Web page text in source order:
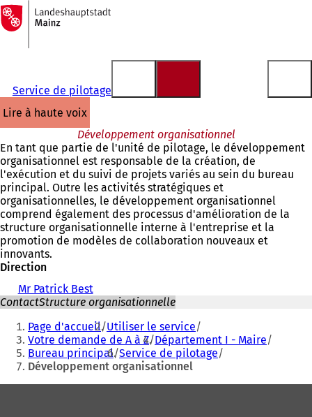
Accéder au contenu
Vers
la
page
d'accueil
Service de pilotage
lire à haute voix
Développement organisationnel
En tant que partie de l'unité de pilotage, le développement
organisationnel est responsable de la création, de
l'exécution et du suivi de projets variés au sein du bureau
principal. Outre les activités stratégiques et
organisationnelles, le développement organisationnel
comprend également des processus d'amélioration de la
structure organisationnelle interne à l'entreprise et la
promotion de modèles de collaboration nouveaux et
innovants.
Direction
Mr Patrick Best
ContactStructure organisationnelle
Vous
êtes
ici
Page d'accueil Utiliser le service
Votre demande de A à Z Département I - Maire
Bureau principal Service de pilotage
Développement organisationnel